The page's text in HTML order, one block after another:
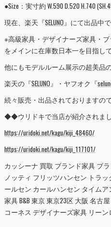
●Size：実寸約 W.590 D.520 H.740
現在、楽天『SELUNO』にて出品中で
※高級家具・デザイナーズ家具・
をメインに在庫数日本一を目指し
他にもモデルルーム展示の超美品
楽天の『SELUNO』・ヤフオク『
続々販売・出品されておりますの
◆◆ウリドキで当店が紹介され
https://uridoki.net/kagu/kiji_48460/
https://uridoki.net/kagu/kiji_117101/
カッシーナ 買取 ブランド家具 ブ
ノッティ フリッツハンセン トラ
ールセン カールハンセン タイム
家具 B&B 東京 東京23区 大阪 名古
コーネス デザイナーズ家具 リー